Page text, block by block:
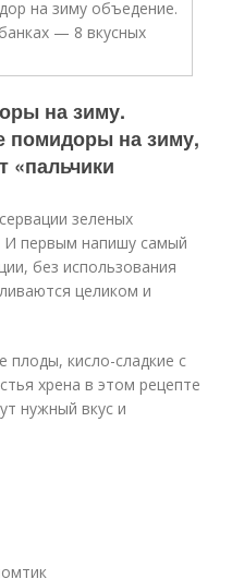
на зиму.
помидоры на зиму,
«пальчики
зеленых
первым напишу самый
без использования
целиком и
плоды, кисло-сладкие с
хрена в этом рецепте
нужный вкус и